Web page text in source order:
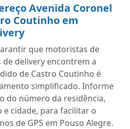
Avenida Coronel
Coutinho em
que motoristas de
delivery encontrem a
de Castro Coutinho é
simplificado. Informe
do número da residência,
cidade, para facilitar o
de GPS em Pouso Alegre.